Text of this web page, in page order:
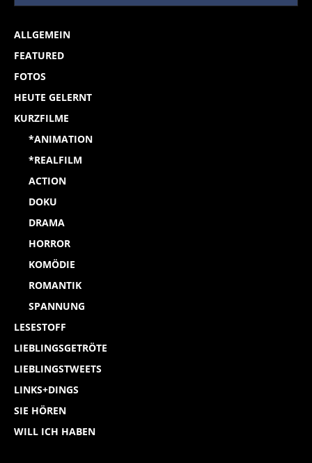
ALLGEMEIN
FEATURED
FOTOS
HEUTE GELERNT
KURZFILME
*ANIMATION
*REALFILM
ACTION
DOKU
DRAMA
HORROR
KOMÖDIE
ROMANTIK
SPANNUNG
LESESTOFF
LIEBLINGSGETRÖTE
LIEBLINGSTWEETS
LINKS+DINGS
SIE HÖREN
WILL ICH HABEN